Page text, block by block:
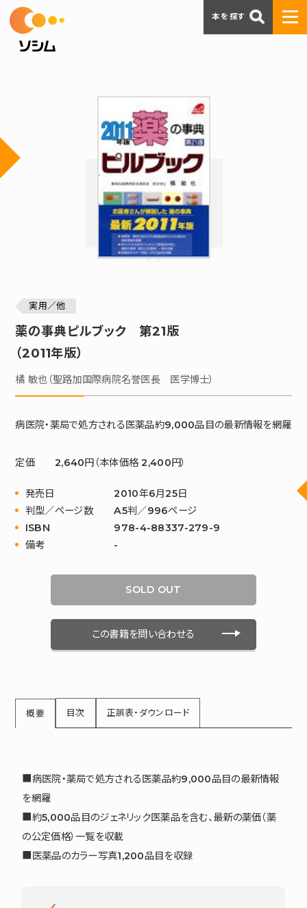
実用／他
薬の事典ピルブック 第21版
（2011年版）
橘 敏也（聖路加国際病院名誉医長 医学博士）
病医院・薬局で処方される医薬品約9,000品目の最新情報を網羅
定価 2,640円（本体価格 2,400円）
発売日
2010年6月25日
判型／ページ数
A5判／996ページ
ISBN
978-4-88337-279-9
備考
-
SOLD OUT
この書籍を問い合わせる
概要 目次 正誤表・ダウンロード
■病医院・薬局で処方される医薬品約9,000品目の最新情報
を網羅
■約5,000品目のジェネリック医薬品を含む、最新の薬価（薬
の公定価格）一覧を収載
■医薬品のカラー写真1,200品目を収録
本を探す